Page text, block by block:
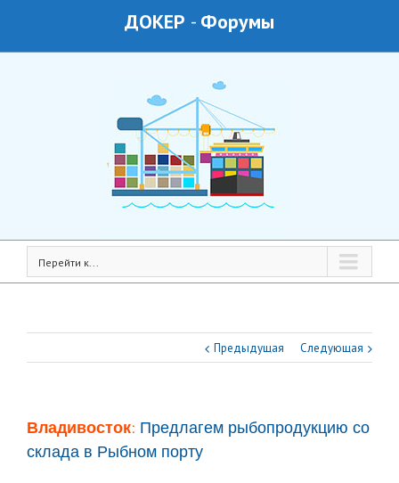
ДОКЕР - Форумы
Перейти к...
Предыдущая Следующая
Владивосток: Предлагем рыбопродукцию со
склада в Рыбном порту